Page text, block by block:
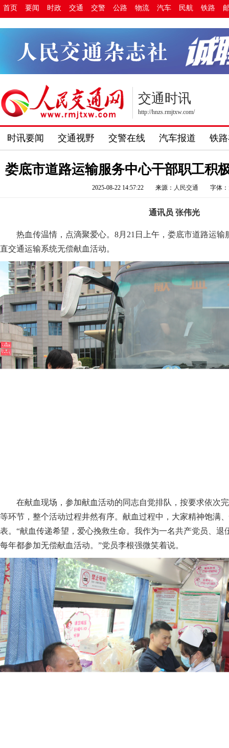
首页 要闻 时政 交通 交警 公路 物流 汽车 民航 铁路
交通时讯
http://hnzs.rmjtxw.com/
时讯要闻 交通视野 交警在线 汽车报道 铁
娄底市道路运输服务中心干部职工积
2025-08-22 14:57:22 来源： 人民交通 字体：
通讯员 张伟光
热血传温情，点滴聚爱心。8月21日上午，娄底市道路运
直交通运输系统无偿献血活动。
在献血现场，参加献血活动的同志自觉排队，按要求依次
等环节，整个活动过程井然有序。献血过程中，大家精神饱满
表。“献血传递希望，爱心挽救生命。我作为一名共产党员、退
每年都参加无偿献血活动。”党员李根强微笑着说。